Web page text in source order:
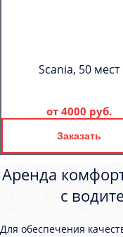
Scania, 50 мест
от 4000 руб.
Заказать
Аренда
с
Для обеспечения